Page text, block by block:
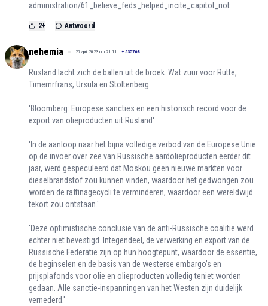
administration/61_believe_feds_helped_incite_capitol_riot
2+ Antwoord
nehemia 27 april 2023 om 21:11 + 535768
Rusland lacht zich de ballen uit de broek. Wat zuur voor Rutte,
Timemrfrans, Ursula en Stoltenberg.
'Bloomberg: Europese sancties en een historisch record voor de
export van olieproducten uit Rusland'
'In de aanloop naar het bijna volledige verbod van de Europese Unie
op de invoer over zee van Russische aardolieproducten eerder dit
jaar, werd gespeculeerd dat Moskou geen nieuwe markten voor
dieselbrandstof zou kunnen vinden, waardoor het gedwongen zou
worden de raffinagecycli te verminderen, waardoor een wereldwijd
tekort zou ontstaan.'
'Deze optimistische conclusie van de anti-Russische coalitie werd
echter niet bevestigd. Integendeel, de verwerking en export van de
Russische Federatie zijn op hun hoogtepunt, waardoor de essentie,
de beginselen en de basis van de westerse embargo’s en
prijsplafonds voor olie en olieproducten volledig teniet worden
gedaan. Alle sanctie-inspanningen van het Westen zijn duidelijk
vernederd.'